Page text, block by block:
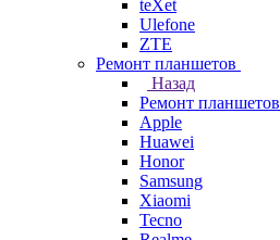
teXet
Ulefone
ZTE
Ремонт планшетов
Назад
Ремонт планшетов
Apple
Huawei
Honor
Samsung
Xiaomi
Tecno